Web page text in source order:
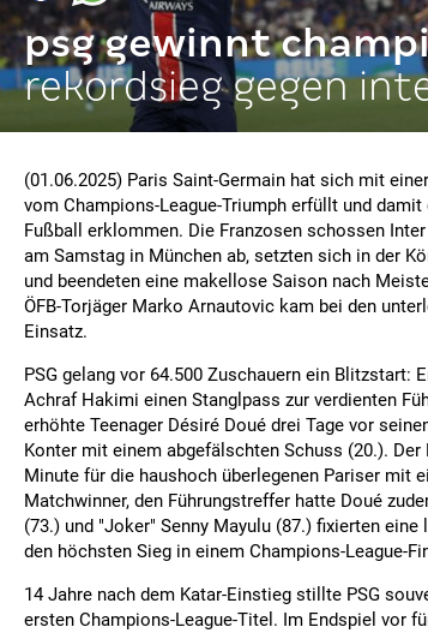
psg gewinnt
rekordsieg gegen
(01.06.2025) Paris Saint-Germain hat sich mit
vom Champions-League-Triumph erfüllt und
Fußball erklommen. Die Franzosen schossen
am Samstag in München ab, setzten sich in der
und beendeten eine makellose Saison nach
ÖFB-Torjäger Marko Arnautovic kam bei den
Einsatz.
PSG gelang vor 64.500 Zuschauern ein Blitzstart:
Achraf Hakimi einen Stanglpass zur verdienten
erhöhte Teenager Désiré Doué drei Tage vor
Konter mit einem abgefälschten Schuss (20.).
Minute für die haushoch überlegenen Pariser mit
Matchwinner, den Führungstreffer hatte Doué
(73.) und "Joker" Senny Mayulu (87.) fixierten eine
den höchsten Sieg in einem Champions-League-
14 Jahre nach dem Katar-Einstieg stillte PSG
ersten Champions-League-Titel. Im Endspiel vor